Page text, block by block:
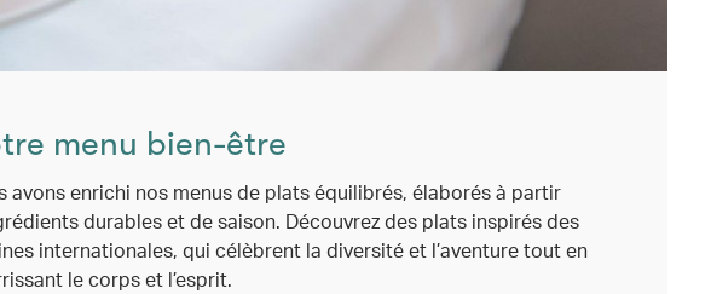
menu bien-être
avons enrichi nos menus de plats équilibrés, élaborés à partir
durables et de saison. Découvrez des plats inspirés des
internationales, qui célèbrent la diversité et l’aventure tout en
le corps et l’esprit.